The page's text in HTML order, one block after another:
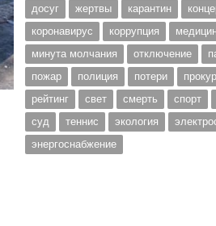
досуг
жертвы карантин
коронавирус
коррупция
минута молчания
отключение
пожар
полиция потери
рейтинг
свет смерть спорт
суд
теннис экология
энергоснабжение